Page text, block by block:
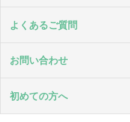
よくあるご質問
お問い合わせ
初めての方へ